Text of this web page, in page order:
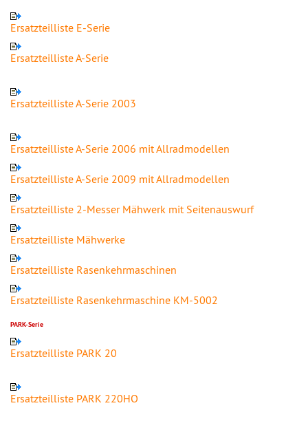
Ersatzteilliste E-Serie
Ersatzteilliste A-Serie
Ersatzteilliste A-Serie 2003
Ersatzteilliste A-Serie 2006 mit Allradmodellen
Ersatzteilliste A-Serie 2009 mit Allradmodellen
Ersatzteilliste 2-Messer Mähwerk mit Seitenauswurf
Ersatzteilliste Mähwerke
Ersatzteilliste Rasenkehrmaschinen
Ersatzteilliste Rasenkehrmaschine KM-5002
PARK-Serie
Ersatzteilliste PARK 20
Ersatzteilliste PARK 220HO